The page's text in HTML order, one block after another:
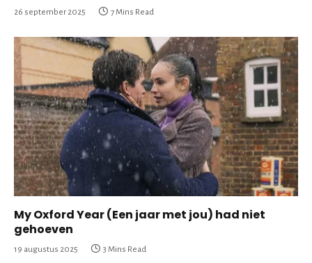
26 september 2025 7 Mins Read
My Oxford Year (Een jaar met jou) had niet
gehoeven
19 augustus 2025 3 Mins Read